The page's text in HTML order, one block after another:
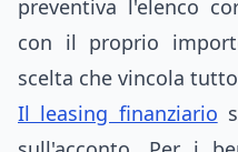
preventiva l'elenco
con il proprio
scelta che vincola
Il leasing finanziario